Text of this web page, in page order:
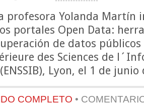
profesora Yolanda Martín
portales Open Data:
de datos
des Sciences de
Lyon, el 1 de junio
COMPLETO •